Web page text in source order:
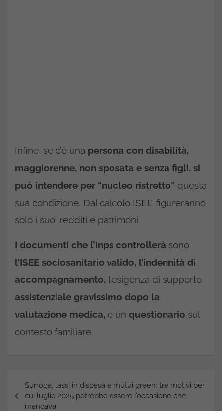
Infine, se c’è una persona con disabilità,
maggiorenne, non sposata e senza figli, si
può intendere per “nucleo ristretto” questa
sua condizione. Dal calcolo ISEE figureranno
solo i suoi redditi e patrimoni.
I documenti che l’Inps controllerà sono
l’ISEE sociosanitario valido, l’indennità di
accompagnamento, l’esigenza di supporto
assistenziale gravissimo dopo la
valutazione medica, e un questionario sul
contesto familiare.
Navigazione
articoli
Surroga, tassi in discesa e mutui green: tre motivi per
cui luglio 2025 potrebbe essere l’occasione che
mancava